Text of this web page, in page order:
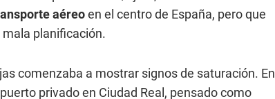
aéreoen el centro de España, pero que
planificación.
comenzaba a mostrar signos de saturación. En
privado en Ciudad Real, pensado como